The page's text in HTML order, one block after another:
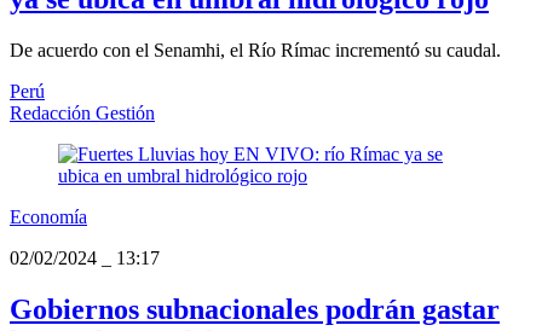
De acuerdo con el Senamhi, el Río Rímac incrementó su caudal.
Perú
Redacción Gestión
Economía
02/02/2024
13:17
Gobiernos subnacionales podrán gastar